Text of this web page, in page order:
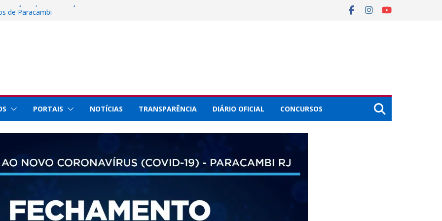
para instalação de barracas na
prestados à população
internacional por conquistas na
esportivo no município
PORTAIS NOTÍCIAS TRANSPARÊNCIA DIÁRIO OFICIAL CONCURSOS